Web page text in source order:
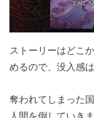
ストーリーはどこ
めるので、没入感
奪われてしまった
人間を倒していき